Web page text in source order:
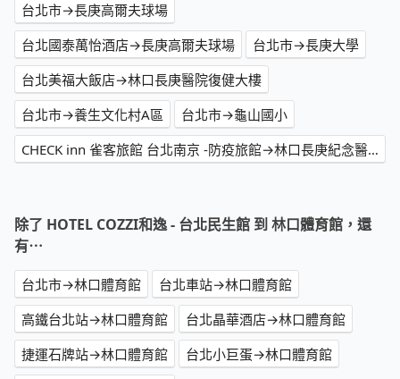
台北市→長庚高爾夫球場
台北國泰萬怡酒店→長庚高爾夫球場
台北市→長庚大學
台北美福大飯店→林口長庚醫院復健大樓
台北市→養生文化村A區
台北市→龜山國小
CHECK inn 雀客旅館 台北南京 -防疫旅館→林口長庚紀念醫院
除了 HOTEL COZZI和逸 - 台北民生館 到 林口體育館，還
有⋯
台北市→林口體育館
台北車站→林口體育館
高鐵台北站→林口體育館
台北晶華酒店→林口體育館
捷運石牌站→林口體育館
台北小巨蛋→林口體育館